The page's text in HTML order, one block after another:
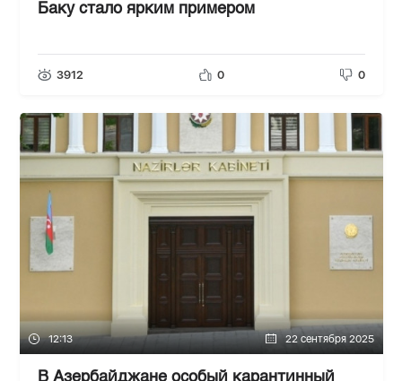
Баку стало ярким примером
3912 0 0
12:13 22 сентября 2025
В Азербайджане особый карантинный